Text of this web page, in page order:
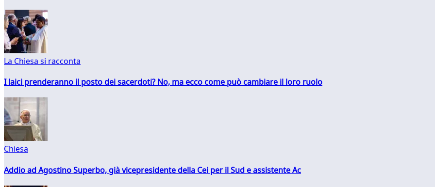
La Chiesa si racconta
I laici prenderanno il posto dei sacerdoti? No, ma ecco come può cambiare il loro ruolo
Chiesa
Addio ad Agostino Superbo, già vicepresidente della Cei per il Sud e assistente Ac